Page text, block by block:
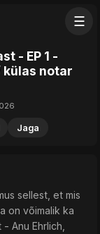
☰
- EP 1 -
notar
Jaga
sellest, et mis
on võimalik ka
Anu Ehrlich,